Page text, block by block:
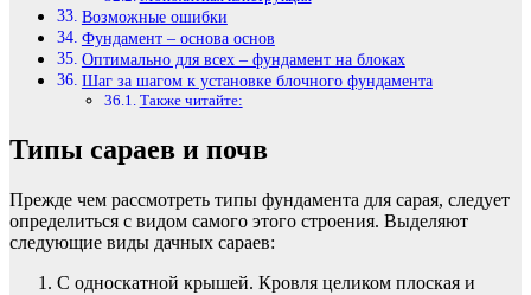
Возможные ошибки
Фундамент – основа основ
Оптимально для всех – фундамент на блоках
Шаг за шагом к установке блочного фундамента
Также читайте:
Типы сараев и почв
Прежде чем рассмотреть типы фундамента для сарая, следует
определиться с видом самого этого строения. Выделяют
следующие виды дачных сараев:
С односкатной крышей. Кровля целиком плоская и